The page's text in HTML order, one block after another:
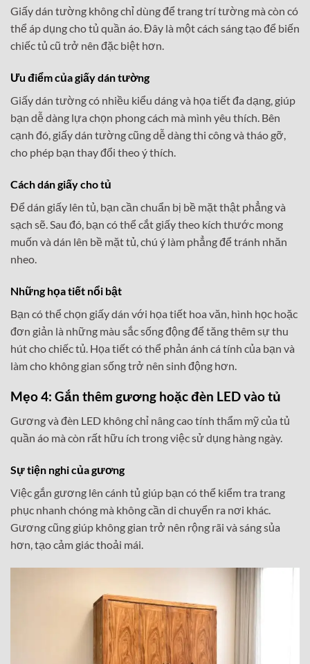
Giấy dán tường không chỉ dùng để trang trí tường mà còn có
thể áp dụng cho tủ quần áo. Đây là một cách sáng tạo để biến
chiếc tủ cũ trở nên đặc biệt hơn.
Ưu điểm của giấy dán tường
Giấy dán tường có nhiều kiểu dáng và họa tiết đa dạng, giúp
bạn dễ dàng lựa chọn phong cách mà mình yêu thích. Bên
cạnh đó, giấy dán tường cũng dễ dàng thi công và tháo gỡ,
cho phép bạn thay đổi theo ý thích.
Cách dán giấy cho tủ
Để dán giấy lên tủ, bạn cần chuẩn bị bề mặt thật phẳng và
sạch sẽ. Sau đó, bạn có thể cắt giấy theo kích thước mong
muốn và dán lên bề mặt tủ, chú ý làm phẳng để tránh nhăn
nheo.
Những họa tiết nổi bật
Bạn có thể chọn giấy dán với họa tiết hoa văn, hình học hoặc
đơn giản là những màu sắc sống động để tăng thêm sự thu
hút cho chiếc tủ. Họa tiết có thể phản ánh cá tính của bạn và
làm cho không gian sống trở nên sinh động hơn.
Mẹo 4: Gắn thêm gương hoặc đèn LED vào tủ
Gương và đèn LED không chỉ nâng cao tính thẩm mỹ của tủ
quần áo mà còn rất hữu ích trong việc sử dụng hàng ngày.
Sự tiện nghi của gương
Việc gắn gương lên cánh tủ giúp bạn có thể kiểm tra trang
phục nhanh chóng mà không cần di chuyển ra nơi khác.
Gương cũng giúp không gian trở nên rộng rãi và sáng sủa
hơn, tạo cảm giác thoải mái.